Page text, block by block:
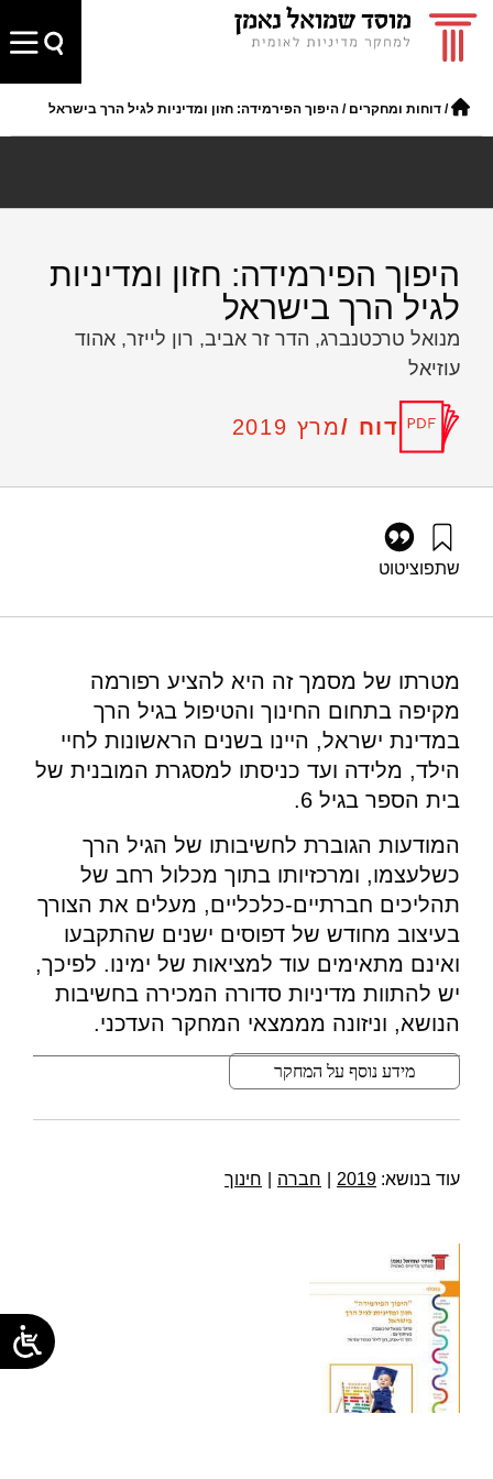
/ דוחות ומחקרים / היפוך הפירמידה: חזון ומדיניות לגיל הרך בישראל
היפוך הפירמידה: חזון ומדיניות
לגיל הרך בישראל
מנואל טרכטנברג, הדר זר אביב, רון לייזר, אהוד
עוזיאל
דוח /מרץ 2019
שתפוציטוט
מטרתו של מסמך זה היא להציע רפורמה
מקיפה בתחום החינוך והטיפול בגיל הרך
במדינת ישראל, היינו בשנים הראשונות לחיי
הילד, מלידה ועד כניסתו למסגרת המובנית של
בית הספר בגיל 6.
המודעות הגוברת לחשיבותו של הגיל הרך
כשלעצמו, ומרכזיותו בתוך מכלול רחב של
תהליכים חברתיים-כלכליים, מעלים את הצורך
בעיצוב מחודש של דפוסים ישנים שהתקבעו
ואינם מתאימים עוד למציאות של ימינו. לפיכך,
יש להתוות מדיניות סדורה המכירה בחשיבות
הנושא, וניזונה מממצאי המחקר העדכני.
מידע נוסף על המחקר
עוד בנושא: 2019 חברה חינוך